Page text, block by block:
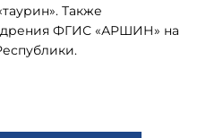
Также
ФГИС «АРШИН» на